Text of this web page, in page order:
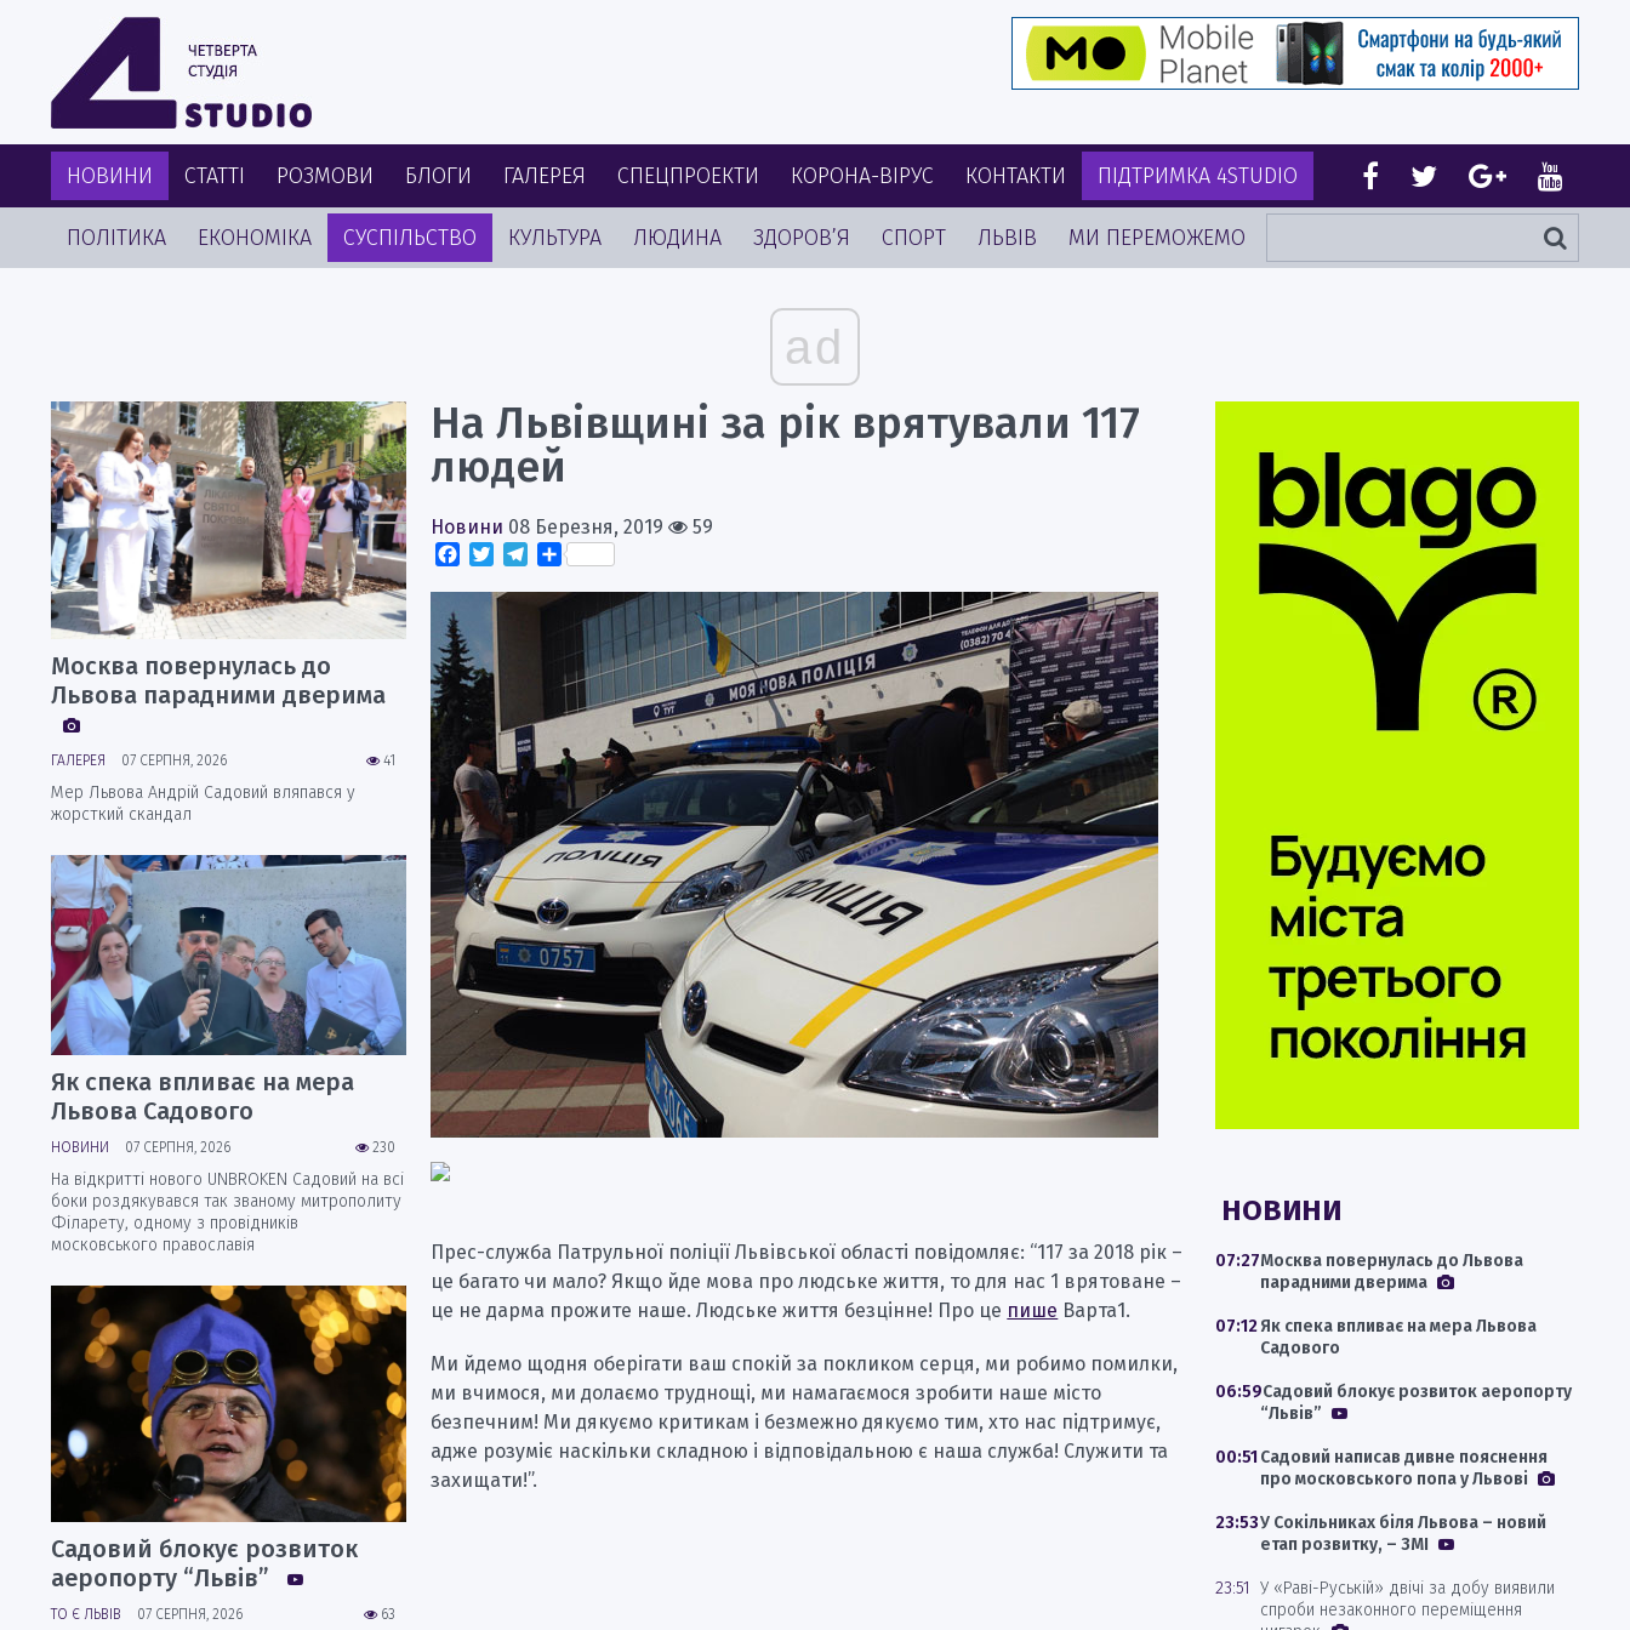
НОВИНИ СТАТТІ РОЗМОВИ БЛОГИ ГАЛЕРЕЯ СПЕЦПРОЕКТИ КОРОНА-ВІРУС КОНТАКТИ ПІДТРИМКА 4STUDIO
ПОЛІТИКА ЕКОНОМІКА СУСПІЛЬСТВО КУЛЬТУРА ЛЮДИНА ЗДОРОВ’Я СПОРТ ЛЬВІВ МИ ПЕРЕМОЖЕМО
ad
На Львівщині за рік врятували 117
людей
Новини 08 Березня, 2019
59
Facebook
TwitterTelegram
Поділитися
Прес-служба Патрульної поліції Львівської області повідомляє: “117 за 2018 рік –
це багато чи мало? Якщо йде мова про людське життя, то для нас 1 врятоване –
це не дарма прожите наше. Людське життя безцінне! Про це пише Варта1.
Ми йдемо щодня оберігати ваш спокій за покликом серця, ми робимо помилки,
ми вчимося, ми долаємо труднощі, ми намагаємося зробити наше місто
безпечним! Ми дякуємо критикам і безмежно дякуємо тим, хто нас підтримує,
адже розуміє наскільки складною і відповідальною є наша служба! Служити та
захищати!”.
Москва повернулась до
Львова парадними дверима
41
ГАЛЕРЕЯ 07 СЕРПНЯ, 2026
Мер Львова Андрій Садовий вляпався у
жорсткий скандал
Як спека впливає на мера
Львова Садового
230
НОВИНИ 07 СЕРПНЯ, 2026
На відкритті нового UNBROKEN Садовий на всі
боки роздякувався так званому митрополиту
Філарету, одному з провідників
московського православія
Садовий блокує розвиток
аеропорту “Львів”
63
ТО Є ЛЬВІВ 07 СЕРПНЯ, 2026
НОВИНИ
07:27Москва повернулась до Львова
парадними дверима
07:12Як спека впливає на мера Львова
Садового
06:59Садовий блокує розвиток аеропорту
“Львів”
00:51 Садовий написав дивне пояснення
про московського попа у Львові
23:53У Сокільниках біля Львова – новий
етап розвитку, – ЗМІ
23:51 У «Раві-Руській» двічі за добу виявили
спроби незаконного переміщення